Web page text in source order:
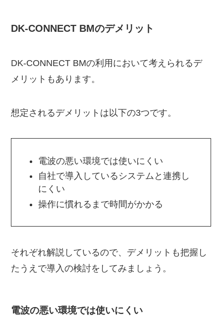
DK-CONNECT BMのデメリット
DK-CONNECT BMの利用において考えられるデ
メリットもあります。
想定されるデメリットは以下の3つです。
電波の悪い環境では使いにくい
自社で導入しているシステムと連携し
にくい
操作に慣れるまで時間がかかる
それぞれ解説しているので、デメリットも把握し
たうえで導入の検討をしてみましょう。
電波の悪い環境では使いにくい